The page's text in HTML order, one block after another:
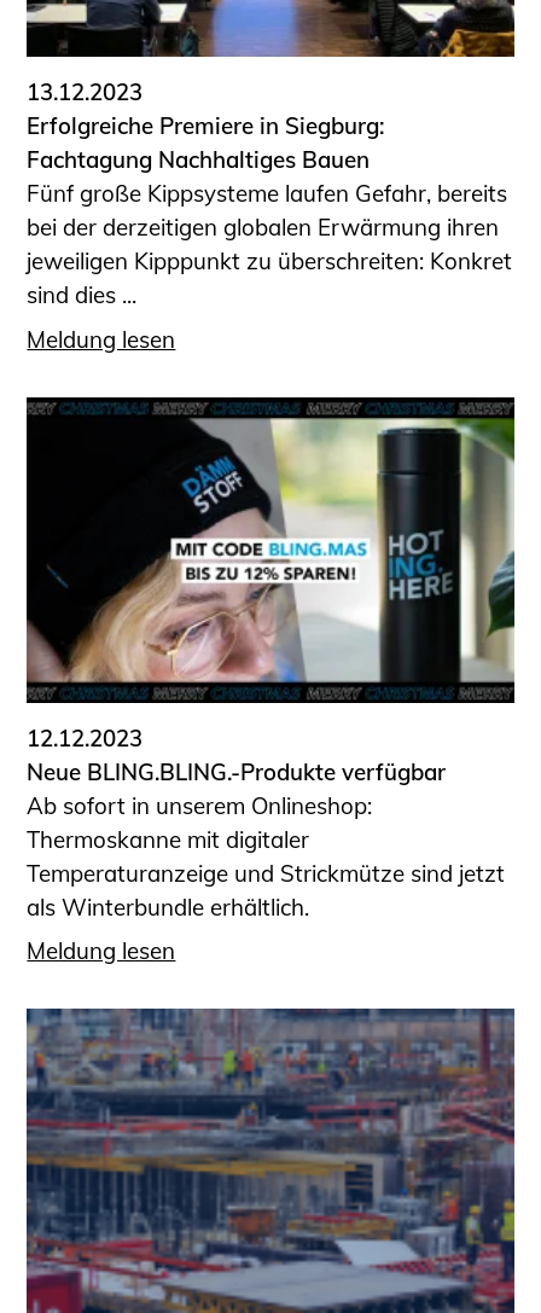
13.12.2023
Erfolgreiche Premiere in Siegburg:
Fachtagung Nachhaltiges Bauen
Fünf große Kippsysteme laufen Gefahr, bereits
bei der derzeitigen globalen Erwärmung ihren
jeweiligen Kipppunkt zu überschreiten: Konkret
sind dies ...
Meldung lesen
12.12.2023
Neue BLING.BLING.-Produkte verfügbar
Ab sofort in unserem Onlineshop:
Thermoskanne mit digitaler
Temperaturanzeige und Strickmütze sind jetzt
als Winterbundle erhältlich.
Meldung lesen